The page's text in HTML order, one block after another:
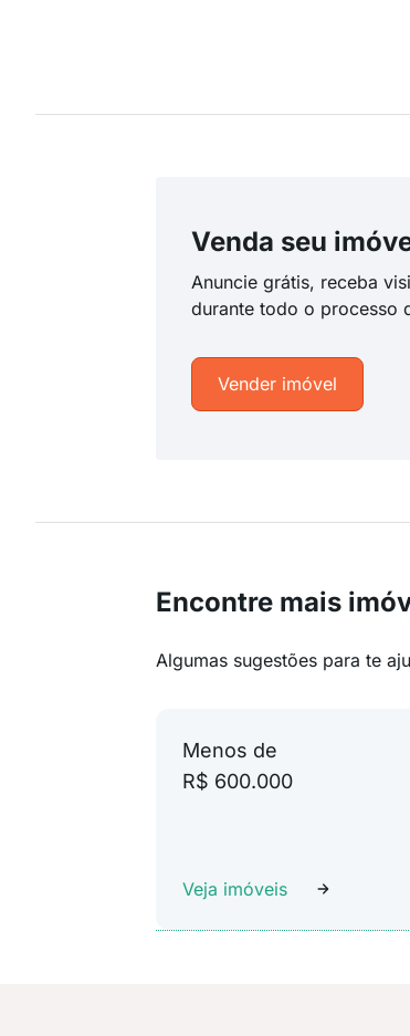
Venda seu
Anuncie grátis, receba
durante todo o processo
Vender imóvel
Encontre mais
Algumas sugestões para te
Menos de
R$ 600.000
Veja imóveis